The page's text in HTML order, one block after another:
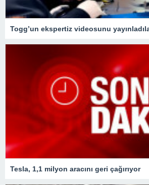
Tesla, 1,1 milyon aracını geri çağırıyor